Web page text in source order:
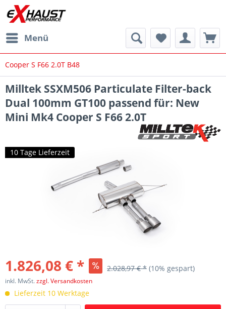
Menü
Cooper S F66 2.0T B48
Milltek SSXM506 Particulate Filter-back
Dual 100mm GT100 passend für: New
Mini Mk4 Cooper S F66 2.0T
10 Tage Lieferzeit
1.826,08 € * 2.028,97 € * (10% gespart)
inkl. MwSt.zzgl. Versandkosten
Lieferzeit 10 Werktage